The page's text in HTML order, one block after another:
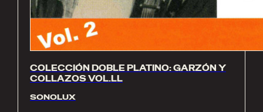
COLECCIÓN DOBLE PLATINO: GARZÓN Y
COLLAZOS VOL.LL
SONOLUX